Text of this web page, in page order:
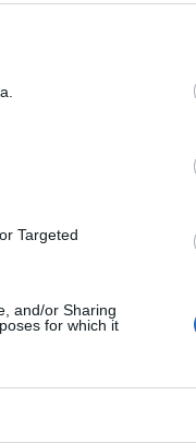
Targeted
and/or Sharing
for which it